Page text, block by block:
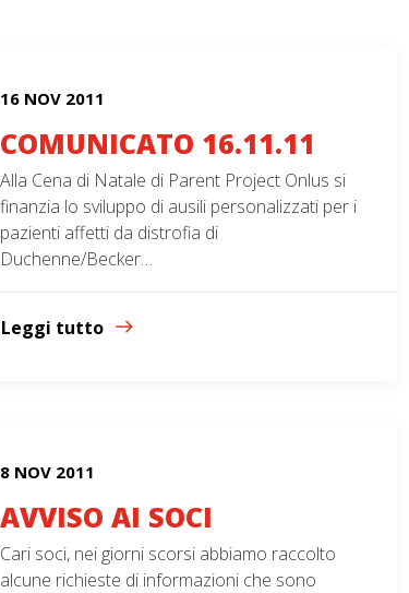
16 NOV 2011
COMUNICATO 16.11.11
Alla Cena di Natale di Parent Project Onlus si
finanzia lo sviluppo di ausili personalizzati per i
pazienti affetti da distrofia di
Duchenne/Becker…
Leggi tutto
8 NOV 2011
AVVISO AI SOCI
Cari soci, nei giorni scorsi abbiamo raccolto
alcune richieste di informazioni che sono